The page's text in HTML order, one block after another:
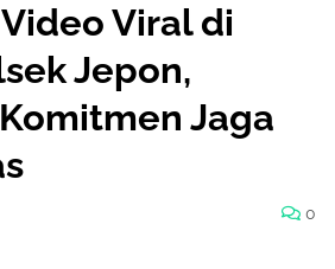
Viral di
Jepon,
Jaga
0